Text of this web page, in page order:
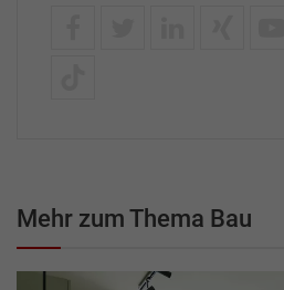
Mehr zum Thema Bau